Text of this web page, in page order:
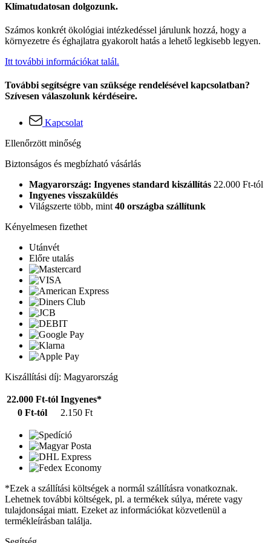
Klímatudatosan dolgozunk.
Számos konkrét ökológiai intézkedéssel járulunk hozzá, hogy a
környezetre és éghajlatra gyakorolt hatás a lehető legkisebb legyen.
Itt további információkat talál.
További segítségre van szüksége rendelésével kapcsolatban?
Szívesen válaszolunk kérdéseire.
Kapcsolat
Ellenőrzött minőség
Biztonságos és megbízható vásárlás
Magyarország: Ingyenes standard kiszállítás 22.000 Ft-tól
Ingyenes visszaküldés
Világszerte több, mint 40 országba szállítunk
Kényelmesen fizethet
Utánvét
Előre utalás
Kiszállítási díj: Magyarország
22.000 Ft-tól Ingyenes*
0 Ft-tól
2.150 Ft
*Ezek a szállítási költségek a normál szállításra vonatkoznak.
Lehetnek további költségek, pl. a termékek súlya, mérete vagy
tulajdonságai miatt. Ezeket az információkat közvetlenül a
termékleírásban találja.